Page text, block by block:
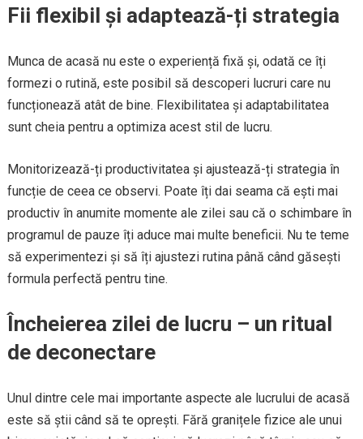
Fii flexibil și adaptează-ți strategia
Munca de acasă nu este o experiență fixă și, odată ce îți
formezi o rutină, este posibil să descoperi lucruri care nu
funcționează atât de bine. Flexibilitatea și adaptabilitatea
sunt cheia pentru a optimiza acest stil de lucru.
Monitorizează-ți productivitatea și ajustează-ți strategia în
funcție de ceea ce observi. Poate îți dai seama că ești mai
productiv în anumite momente ale zilei sau că o schimbare în
programul de pauze îți aduce mai multe beneficii. Nu te teme
să experimentezi și să îți ajustezi rutina până când găsești
formula perfectă pentru tine.
Încheierea zilei de lucru – un ritual
de deconectare
Unul dintre cele mai importante aspecte ale lucrului de acasă
este să știi când să te oprești. Fără granițele fizice ale unui